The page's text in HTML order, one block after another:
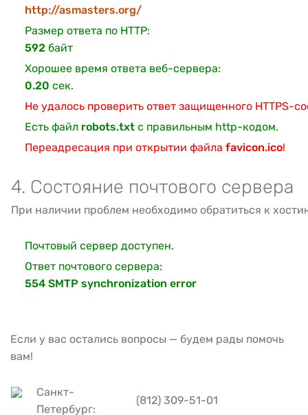
http://asmasters.org/
Размер ответа по HTTP:
592 байт
Хорошее время ответа веб-сервера:
0.20 сек.
Не удалось проверить ответ защищенного HTTPS-
Есть файл robots.txt с правильным http-кодом.
Переадресация при открытии файла favicon.ico!
4. Состояние почтового сервера
При наличии проблем необходимо обратиться к
Почтовый сервер доступен.
Ответ почтового сервера:
554 SMTP synchronization error
Если у вас остались вопросы — будем рады помочь
вам!
Санкт-
Петербург:
(812) 309-51-01